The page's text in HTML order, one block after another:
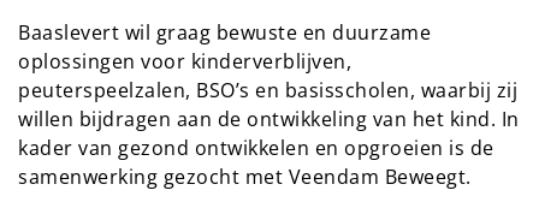
Baaslevert wil graag bewuste en duurzame
oplossingen voor kinderverblijven,
peuterspeelzalen, BSO’s en basisscholen, waarbij zij
willen bijdragen aan de ontwikkeling van het kind. In
kader van gezond ontwikkelen en opgroeien is de
samenwerking gezocht met Veendam Beweegt.